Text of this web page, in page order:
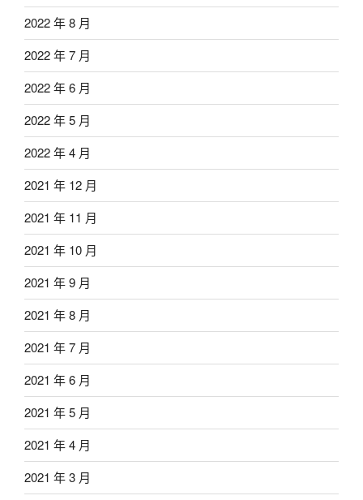
2022 年 8 月
2022 年 7 月
2022 年 6 月
2022 年 5 月
2022 年 4 月
2021 年 12 月
2021 年 11 月
2021 年 10 月
2021 年 9 月
2021 年 8 月
2021 年 7 月
2021 年 6 月
2021 年 5 月
2021 年 4 月
2021 年 3 月